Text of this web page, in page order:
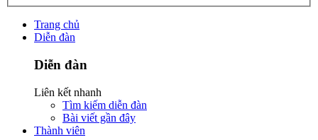
Trang chủ
Diễn đàn
Diễn đàn
Liên kết nhanh
Tìm kiếm diễn đàn
Bài viết gần đây
Thành viên